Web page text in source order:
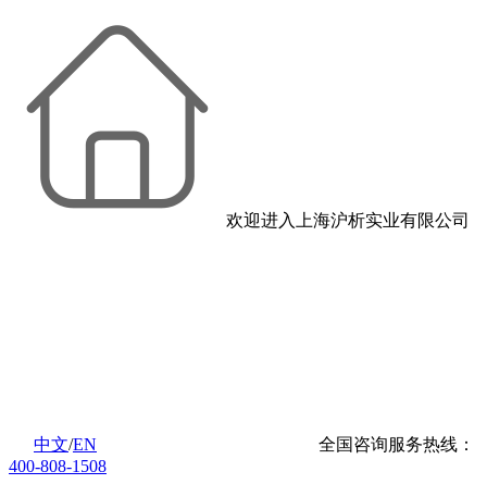
欢迎进入上海沪析实业有限公司
中文/EN
全国咨询服务热线：
400-808-1508